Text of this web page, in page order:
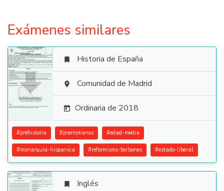
Exámenes similares

 Historia de España
 Comunidad de Madrid
 Ordinaria de 2018
#prehistoria #prerromanos #edad-media
#monarquia-hispanica #reformismo-borbones #estado-liberal
 Inglés